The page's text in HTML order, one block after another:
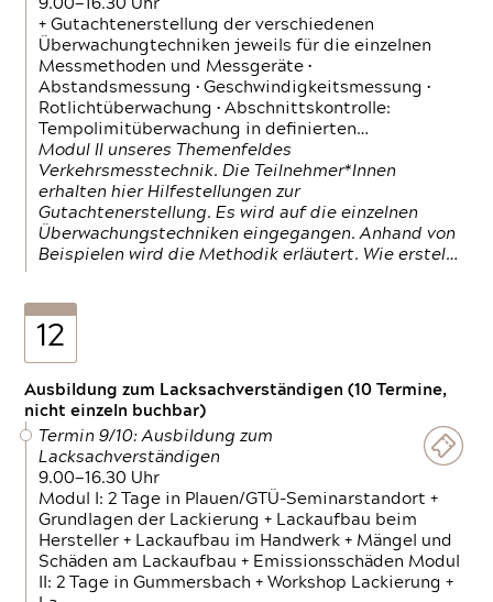
9.00—16.30 Uhr
+ Gutachtenerstellung der verschiedenen
Überwachungtechniken jeweils für die einzelnen
Messmethoden und Messgeräte •
Abstandsmessung • Geschwindigkeitsmessung •
Rotlichtüberwachung • Abschnittskontrolle:
Tempolimitüberwachung in definierten…
Modul II unseres Themenfeldes
Verkehrsmesstechnik. Die Teilnehmer*Innen
erhalten hier Hilfestellungen zur
Gutachtenerstellung. Es wird auf die einzelnen
Überwachungstechniken eingegangen. Anhand von
Beispielen wird die Methodik erläutert. Wie erstel…
12
Ausbildung zum Lacksachverständigen (10 Termine,
nicht einzeln buchbar)
Termin 9/10: Ausbildung zum
Lacksachverständigen
9.00—16.30 Uhr
Modul I: 2 Tage in Plauen/GTÜ-Seminarstandort +
Grundlagen der Lackierung + Lackaufbau beim
Hersteller + Lackaufbau im Handwerk + Mängel und
Schäden am Lackaufbau + Emissionsschäden Modul
II: 2 Tage in Gummersbach + Workshop Lackierung +